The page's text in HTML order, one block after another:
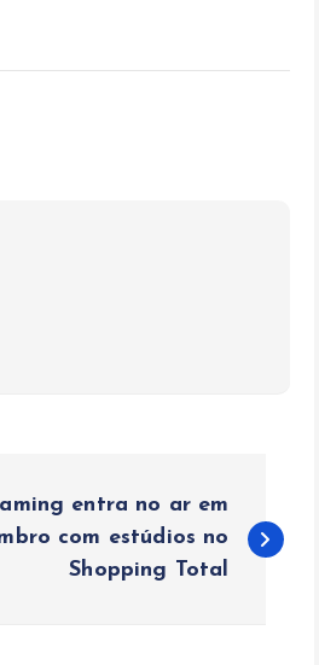
entra no ar em
com estúdios no
Shopping Total